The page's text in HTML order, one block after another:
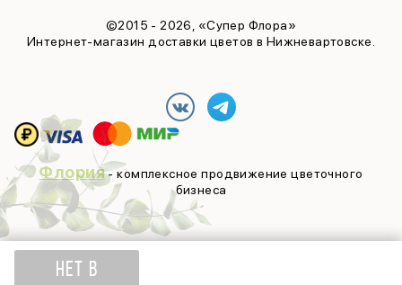
3 148₽
НЕТ В
©2015 - 2026, «Супер Флора»
Интернет-магазин доставки цветов в Нижневартовске.
Флория- комплексное продвижение цветочного
бизнеса